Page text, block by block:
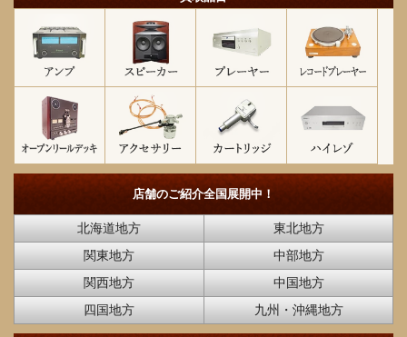
店舗のご紹介全国展開中！
北海道地方
東北地方
関東地方
中部地方
関西地方
中国地方
四国地方
九州・沖縄地方